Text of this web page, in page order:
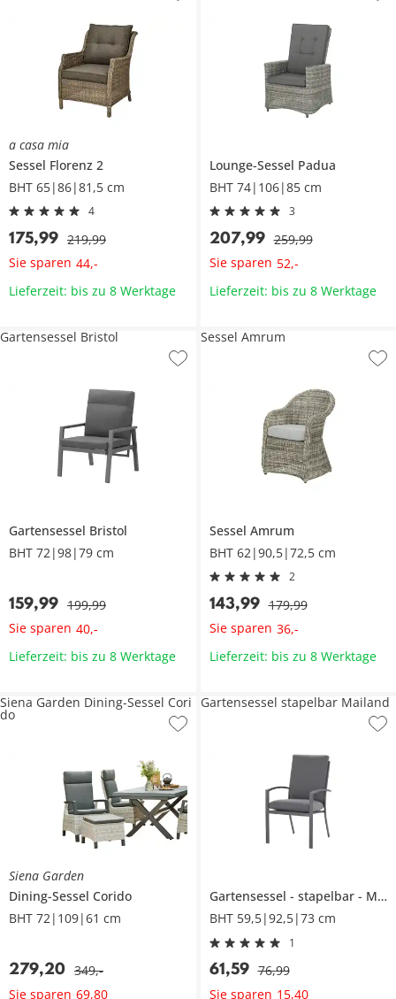
a casa mia
Sessel Florenz 2
BHT 65|86|81,5 cm
4
175,99 219,99
Sie sparen 44,-
Lieferzeit: bis zu 8 Werktage
Lounge-Sessel Padua
BHT 74|106|85 cm
3
207,99 259,99
Sie sparen 52,-
Lieferzeit: bis zu 8 Werktage
Gartensessel Bristol
BHT 72|98|79 cm
159,99 199,99
Sie sparen 40,-
Gartensessel Bristol
Lieferzeit: bis zu 8 Werktage
Sessel Amrum
BHT 62|90,5|72,5 cm
2
143,99 179,99
Sie sparen 36,-
Sessel Amrum
Lieferzeit: bis zu 8 Werktage
Siena Garden
Dining-Sessel Corido
BHT 72|109|61 cm
279,20 349,-
Sie sparen 69,80
Siena Garden Dining-Sessel Cori
do
Gartensessel stapelbar
Mailand
BHT 59,5|92,5|73 cm
1
61,59 76,99
Sie sparen 15,40
Gartensessel stapelbar Mailand